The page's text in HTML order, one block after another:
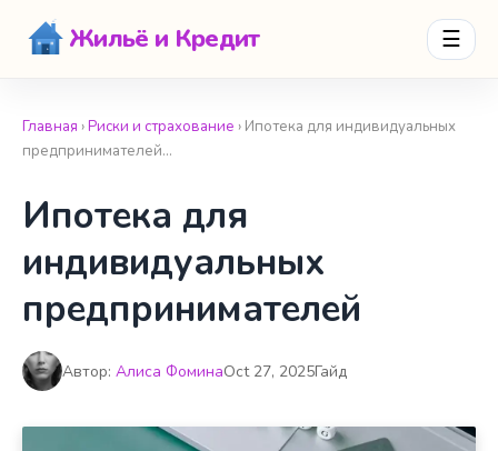
Жильё и Кредит ☰
Главная ›Риски и страхование › Ипотека для индивидуальных
предпринимателей…
Ипотека для
индивидуальных
предпринимателей
Автор: Алиса ФоминаOct 27, 2025Гайд